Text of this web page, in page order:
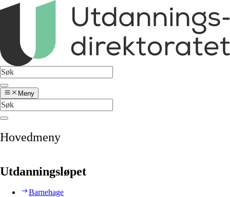
Meny
Hovedmeny
Utdanningsløpet
Barnehage